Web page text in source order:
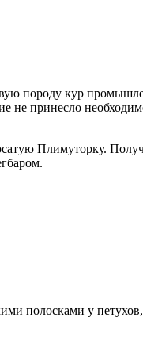
породу кур
принесло
Плимуторку.
полосками у